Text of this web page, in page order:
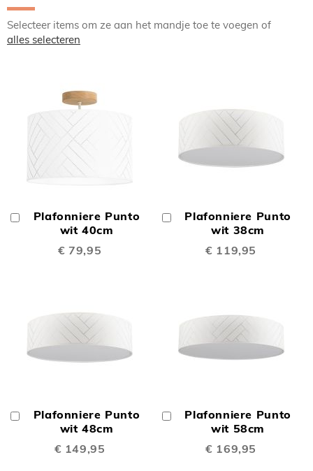
Selecteer items om ze aan het mandje toe te voegen of
alles selecteren
Plafonniere Punto
wit 40cm
€ 79,95
Winkelwagen
Plafonniere Punto
wit 38cm
€ 119,95
Winkelwagen
Plafonniere Punto
wit 48cm
€ 149,95
Winkelwagen
Plafonniere Punto
wit 58cm
€ 169,95
Winkelwagen